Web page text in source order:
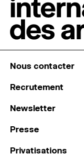
Nous contacter
Recrutement
Newsletter
Presse
Privatisations